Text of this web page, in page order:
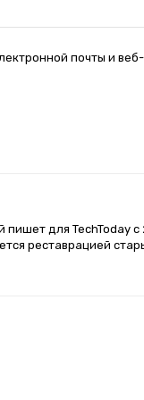
почты и
пишет для TechToday
реставрацией